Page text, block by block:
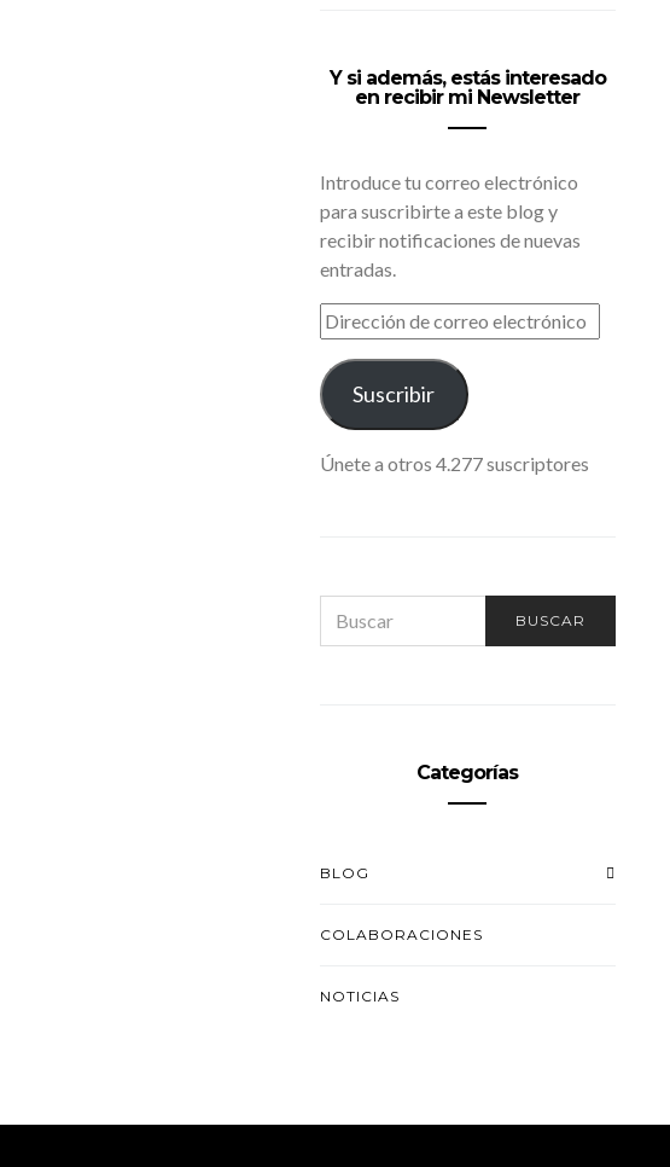
Y si además, estás interesado
en recibir mi Newsletter
Introduce tu correo electrónico
para suscribirte a este blog y
recibir notificaciones de nuevas
entradas.
DIRECCIÓN
DE
CORREO
ELECTRÓNICO
Suscribir
Únete a otros 4.277 suscriptores
FOR:
BUSCAR
Categorías
BLOG
COLABORACIONES
NOTICIAS